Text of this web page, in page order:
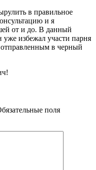
в правильное
и я
от и до. В данный
уже избежал участи парня
в черный
поля